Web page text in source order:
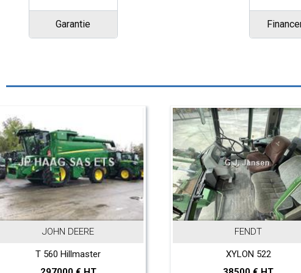
Garantie
JOHN DEERE
T 560 Hillmaster
XYLON 522